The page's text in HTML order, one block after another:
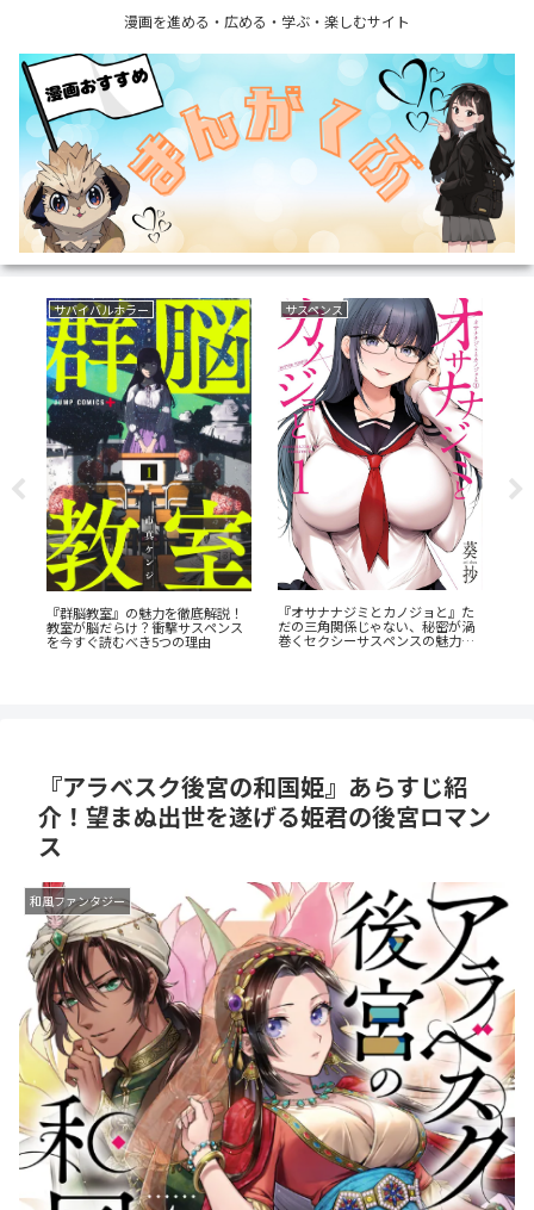
漫画を進める・広める・学ぶ・楽しむサイト
サバイバルホラー
『群脳教室』の魅力を徹底解説！
教室が脳だらけ？衝撃サスペンス
を今すぐ読むべき5つの理由
サスペンス
『オサナナジミとカノジョと』た
だの三角関係じゃない、秘密が渦
巻くセクシーサスペンスの魅力と
『アラベスク後宮の和国姫』あらすじ紹
介！望まぬ出世を遂げる姫君の後宮ロマン
ス
和風ファンタジー